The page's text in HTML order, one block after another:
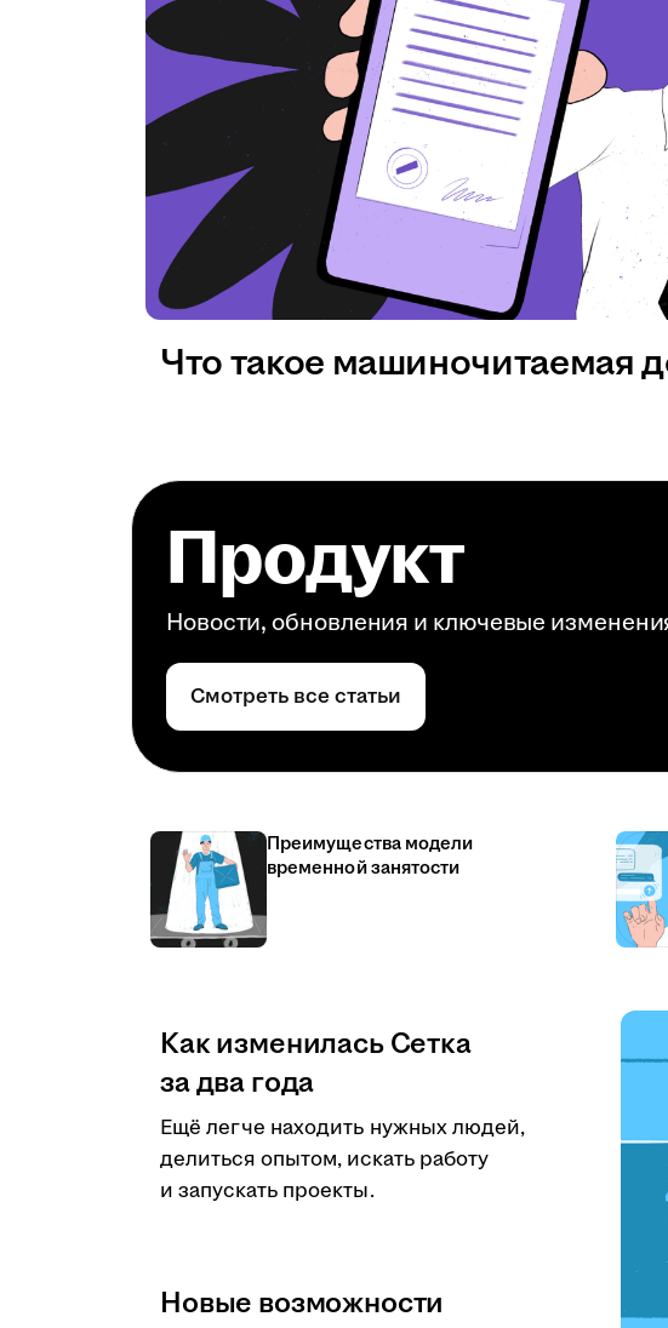
Что такое машиночитаемая
Продукт
Новости, обновления и ключевые
Смотреть все статьи
Преимущества модели
временной занятости
Как изменилась Сетка
за два года
Ещё легче находить нужных людей,
делиться опытом, искать работу
и запускать проекты.
Новые возможности